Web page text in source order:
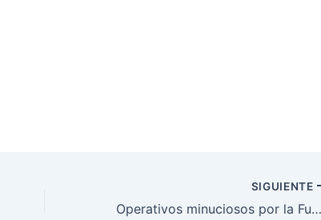
SIGUIENTE
Operativos minuciosos por la Fuerza Maya Chortí frena contrabando en zonas fronterizas